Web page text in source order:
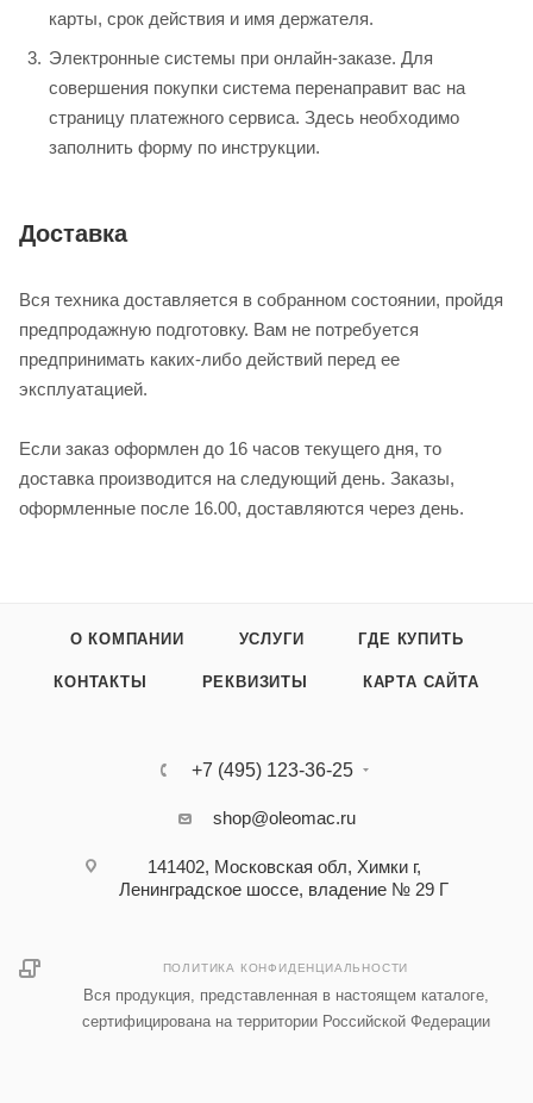
карты, срок действия и имя держателя.
Электронные системы при онлайн-заказе. Для
совершения покупки система перенаправит вас на
страницу платежного сервиса. Здесь необходимо
заполнить форму по инструкции.
Доставка
Вся техника доставляется в собранном состоянии, пройдя
предпродажную подготовку. Вам не потребуется
предпринимать каких-либо действий перед ее
эксплуатацией.
Если заказ оформлен до 16 часов текущего дня, то
доставка производится на следующий день. Заказы,
оформленные после 16.00, доставляются через день.
О КОМПАНИИ УСЛУГИ ГДЕ КУПИТЬ
КОНТАКТЫ РЕКВИЗИТЫ КАРТА САЙТА
+7 (495) 123-36-25‬
shop@oleomac.ru
141402, Московская обл, Химки г,
Ленинградское шоссе, владение № 29 Г
ПОЛИТИКА КОНФИДЕНЦИАЛЬНОСТИ
Вся продукция, представленная в настоящем каталоге,
сертифицирована на территории Российской Федерации